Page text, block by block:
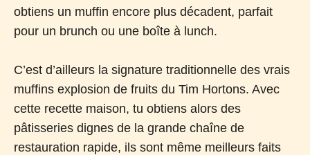
obtiens un muffin encore plus décadent, parfait
pour un brunch ou une boîte à lunch.
C’est d’ailleurs la signature traditionnelle des vrais
muffins explosion de fruits du Tim Hortons. Avec
cette recette maison, tu obtiens alors des
pâtisseries dignes de la grande chaîne de
restauration rapide, ils sont même meilleurs faits